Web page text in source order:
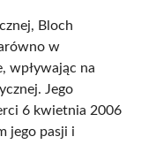
Bloch
w
wpływając na
Jego
6 kwietnia 2006
jego pasji i